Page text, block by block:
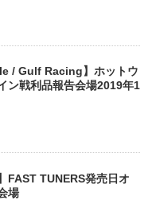
/ Gulf Racing】ホットウ
ン戦利品報告会場2019年1
FAST TUNERS発売日オ
場